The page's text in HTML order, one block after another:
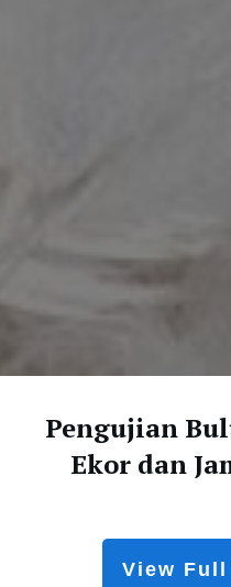
Pengujian
Ekor dan
View